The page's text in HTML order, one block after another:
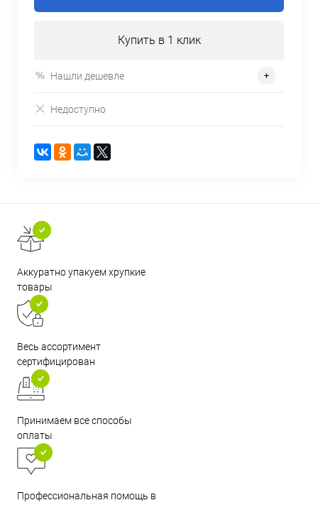
Купить в 1 клик
Нашли дешевле
Недоступно
Аккуратно упакуем хрупкие
товары
Весь ассортимент
сертифицирован
Принимаем все способы
оплаты
Профессиональная помощь в